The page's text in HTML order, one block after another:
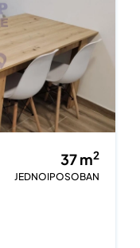
37m2
JEDNOIPOSOBAN